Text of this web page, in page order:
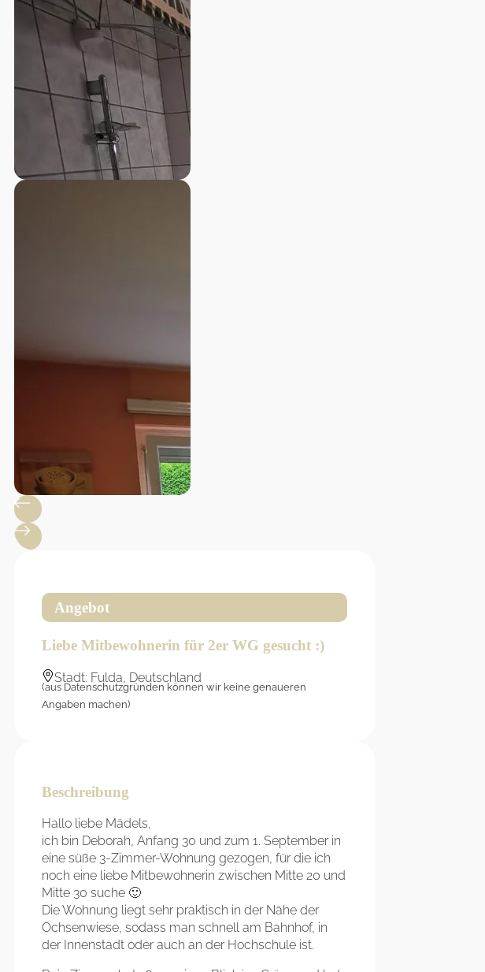
Angebot
Liebe Mitbewohnerin für 2er WG gesucht :)
Stadt: Fulda, Deutschland
(aus Datenschutzgründen können wir keine genaueren
Angaben machen)
Beschreibung
Hallo liebe Mädels,
ich bin Deborah, Anfang 30 und zum 1. September in
eine süße 3-Zimmer-Wohnung gezogen, für die ich
noch eine liebe Mitbewohnerin zwischen Mitte 20 und
Mitte 30 suche 🙂
Die Wohnung liegt sehr praktisch in der Nähe der
Ochsenwiese, sodass man schnell am Bahnhof, in
der Innenstadt oder auch an der Hochschule ist.